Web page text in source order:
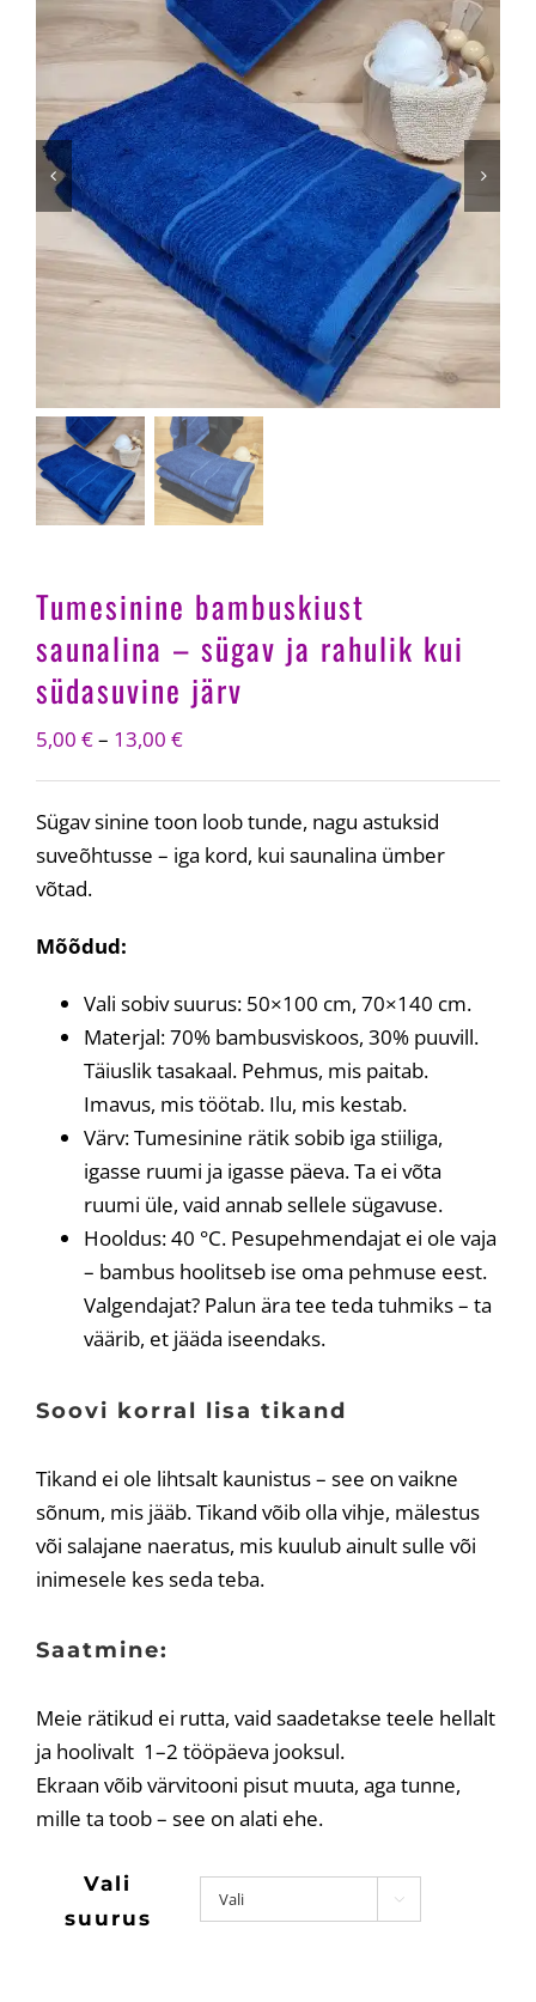
Tumesinine bambuskiust
saunalina – sügav ja rahulik kui
südasuvine järv
5,00 €– 13,00 €Price
through
13,00 €
Sügav sinine toon loob tunde, nagu astuksid
suveõhtusse – iga kord, kui saunalina ümber
võtad.
Mõõdud:
Vali sobiv suurus: 50×100 cm, 70×140 cm.
Materjal: 70% bambusviskoos, 30% puuvill.
Täiuslik tasakaal. Pehmus, mis paitab.
Imavus, mis töötab. Ilu, mis kestab.
Värv: Tumesinine rätik sobib iga stiiliga,
igasse ruumi ja igasse päeva. Ta ei võta
ruumi üle, vaid annab sellele sügavuse.
Hooldus: 40 °C. Pesupehmendajat ei ole vaja
– bambus hoolitseb ise oma pehmuse eest.
Valgendajat? Palun ära tee teda tuhmiks – ta
väärib, et jääda iseendaks.
Soovi korral lisa tikand
Tikand ei ole lihtsalt kaunistus – see on vaikne
sõnum, mis jääb. Tikand võib olla vihje, mälestus
või salajane naeratus, mis kuulub ainult sulle või
inimesele kes seda teba.
Saatmine:
Meie rätikud ei rutta, vaid saadetakse teele hellalt
ja hoolivalt 1–2 tööpäeva jooksul.
Ekraan võib värvitooni pisut muuta, aga tunne,
mille ta toob – see on alati ehe.
Vali
suurus
